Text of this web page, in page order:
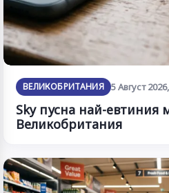
ВЕЛИКОБРИТАНИЯ 5 Август
Sky пусна най-евтиния
Великобритания